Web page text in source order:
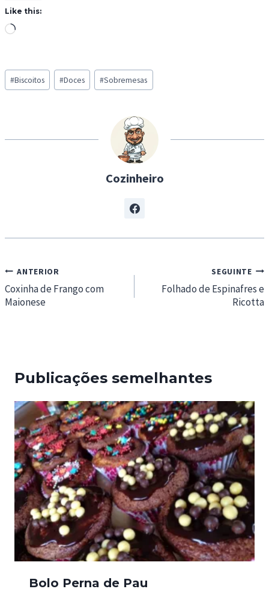
Like this:
L
d
i
…
Post
Tags:
#Biscoitos #Doces #Sobremesas
Cozinheiro
Navegação
de
artigos
ANTERIOR
Coxinha de Frango com
Maionese
SEGUINTE
Folhado de Espinafres e
Ricotta
Publicações semelhantes
Bolo Perna de Pau